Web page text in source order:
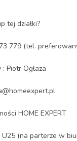
tej działki?
779 (tel.
Piotr Ogłaza
HOME EXPERT
(na parterze w